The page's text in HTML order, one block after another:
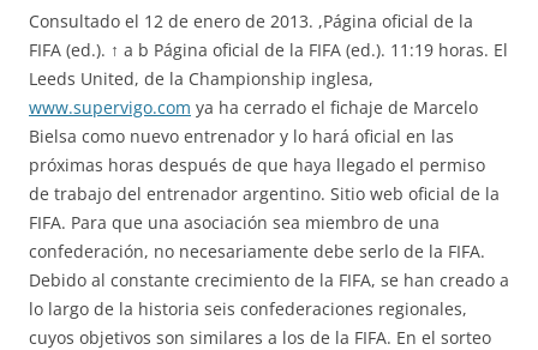
Consultado el 12 de enero de 2013. ,Página oficial de la
FIFA (ed.). ↑ a b Página oficial de la FIFA (ed.). 11:19 horas. El
Leeds United, de la Championship inglesa,
www.supervigo.com ya ha cerrado el fichaje de Marcelo
Bielsa como nuevo entrenador y lo hará oficial en las
próximas horas después de que haya llegado el permiso
de trabajo del entrenador argentino. Sitio web oficial de la
FIFA. Para que una asociación sea miembro de una
confederación, no necesariamente debe serlo de la FIFA.
Debido al constante crecimiento de la FIFA, se han creado a
lo largo de la historia seis confederaciones regionales,
cuyos objetivos son similares a los de la FIFA. En el sorteo